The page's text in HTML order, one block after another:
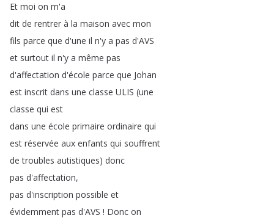
Et moi on m'a
dit de rentrer à la maison avec mon
fils parce que d'une il n'y a pas d'AVS
et surtout il n'y a même pas
d'affectation d'école parce que Johan
est inscrit dans une classe ULIS (une
classe qui est
dans une école primaire ordinaire qui
est réservée aux enfants qui souffrent
de troubles autistiques) donc
pas d'affectation,
pas d'inscription possible et
évidemment pas d'AVS ! Donc on